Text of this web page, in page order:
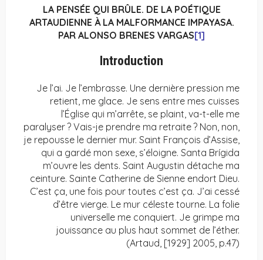
LA PENSÉE QUI BRÛLE. DE LA POÉTIQUE
ARTAUDIENNE À LA MALFORMANCE IMPAYASA.
PAR ALONSO BRENES VARGAS[1]
Introduction
Je l’ai. Je l’embrasse. Une dernière pression me
retient, me glace. Je sens entre mes cuisses
l’Église qui m’arrête, se plaint, va-t-elle me
paralyser ? Vais-je prendre ma retraite ? Non, non,
je repousse le dernier mur. Saint François d’Assise,
qui a gardé mon sexe, s’éloigne. Santa Brígida
m’ouvre les dents. Saint Augustin détache ma
ceinture. Sainte Catherine de Sienne endort Dieu.
C’est ça, une fois pour toutes c’est ça. J’ai cessé
d’être vierge. Le mur céleste tourne. La folie
universelle me conquiert. Je grimpe ma
jouissance au plus haut sommet de l’éther.
(Artaud, [1929] 2005, p.47)